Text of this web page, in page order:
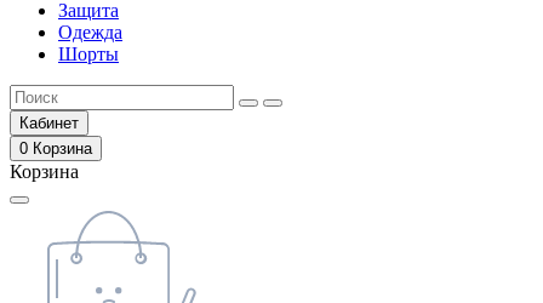
Защита
Одежда
Шорты
Кабинет
0 Корзина
Корзина